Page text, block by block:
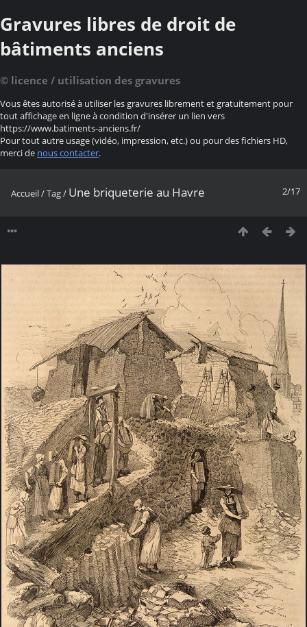
Gravures libres de droit de
bâtiments anciens
© licence / utilisation des gravures
Vous êtes autorisé à utiliser les gravures librement et gratuitement pour
tout affichage en ligne à condition d'insérer un lien vers
https://www.batiments-anciens.fr/
Pour tout autre usage (vidéo, impression, etc.) ou pour des fichiers HD,
merci de nous contacter.
2/17
Accueil/Tag/ Une briqueterie au Havre